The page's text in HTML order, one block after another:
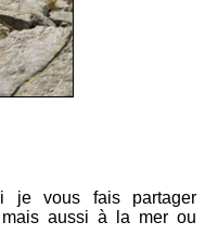
je vous fais partager
aussi à la mer ou